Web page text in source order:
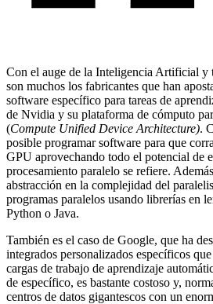
Con el auge de la Inteligencia Artificial y
son muchos los fabricantes que han
software específico para tareas de
de Nvidia y su plataforma de cómputo
(Compute Unified Device Architecture).
posible programar software para que
GPU aprovechando todo el potencial de
procesamiento paralelo se refiere.
abstracción en la complejidad del
programas paralelos usando librerías en
Python o Java.
También es el caso de Google, que ha
integrados personalizados específicos
cargas de trabajo de aprendizaje
de específico, es bastante costoso y,
centros de datos gigantescos con un